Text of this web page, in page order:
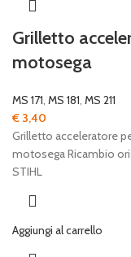
Grilletto
motosega
MS 171, MS 181, MS 211
€ 3,40
Grilletto acceleratore
motosega Ricambio
STIHL
Aggiungi al carrello